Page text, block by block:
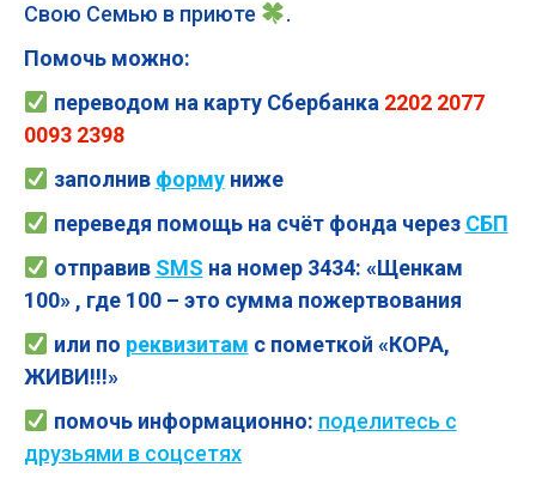
Свою Семью в приюте
.
Помочь можно:
переводом на карту Сбербанка 2202 2077
0093 2398
заполнив формуниже
переведя помощь на счёт фонда через СБП
отправив SMS на номер 3434: «Щенкам
100» , где 100 – это сумма пожертвования
или по реквизитам с пометкой «КОРА,
ЖИВИ!!!»
помочь информационно: поделитесь с
друзьями в соцсетях